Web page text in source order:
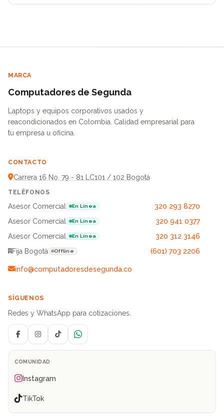
MARCA
Computadores de Segunda
Laptops y equipos corporativos usados y
reacondicionados en Colombia. Calidad empresarial para
tu empresa u oficina.
CONTACTO
Carrera 16 No. 79 - 81 LC101 / 102 Bogotá
TELÉFONOS
Asesor Comercial En Línea
320 293 8270
Asesor Comercial
En Línea
320 941 0377
Asesor Comercial
En Línea
320 312 3146
Fija Bogotá
Offline (601) 703 2206
info@computadoresdesegunda.co
SÍGUENOS
Redes y WhatsApp para cotizaciones.
FacebookInstagramTikTokWhatsApp
COMUNIDAD
Instagram
TikTok